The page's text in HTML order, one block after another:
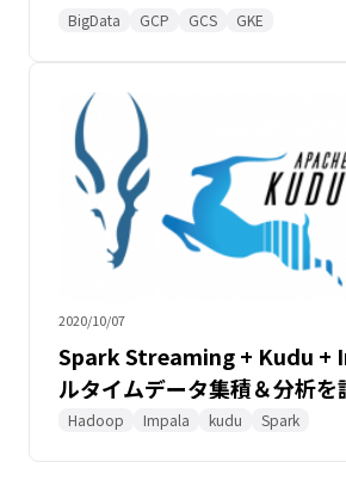
BigData GCP GCS GKE
2020/10/07
Spark Streaming + Kudu +
ルタイムデータ集積＆分析を
Hadoop Impala kudu Spark